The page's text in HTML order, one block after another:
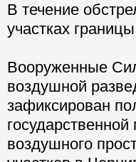
В течение
участках
Вооруженные
воздушной
зафиксирован
воздушного